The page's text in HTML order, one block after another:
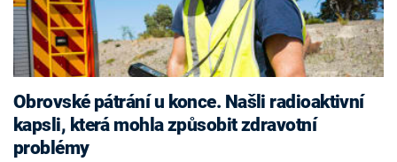
Obrovské pátrání u konce. Našli radioaktivní
kapsli, která mohla způsobit zdravotní
problémy